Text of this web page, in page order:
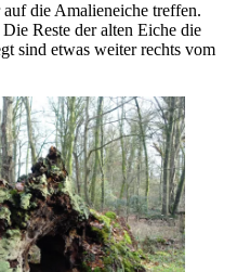
die Amalieneiche treffen.
Reste der alten Eiche die
sind etwas weiter rechts vom